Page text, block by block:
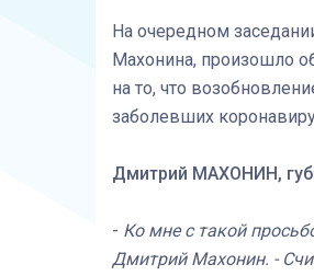
На очередном
Махонина, произошло
на то, что
заболевших
Дмитрий МАХОНИН,
- Ко мне с такой
Дмитрий Махонин. -